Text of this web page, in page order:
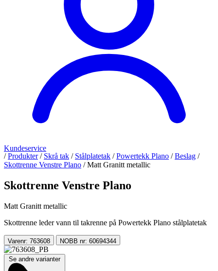
Kundeservice
/ Produkter / Skrå tak / Stålplatetak / Powertekk Plano / Beslag /
Skottrenne Venstre Plano / Matt Granitt metallic
Skottrenne Venstre Plano
Matt Granitt metallic
Skottrenne leder vann til takrenne på Powertekk Plano stålplatetak
Varenr: 763608 NOBB nr: 60694344
Se andre varianter